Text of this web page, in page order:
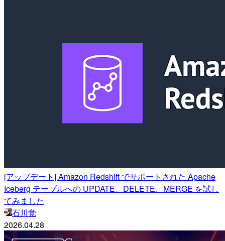
[アップデート] Amazon Redshift でサポートされた Apache
Iceberg テーブルへの UPDATE、DELETE、MERGE を試し
てみました
石川覚
2026.04.28